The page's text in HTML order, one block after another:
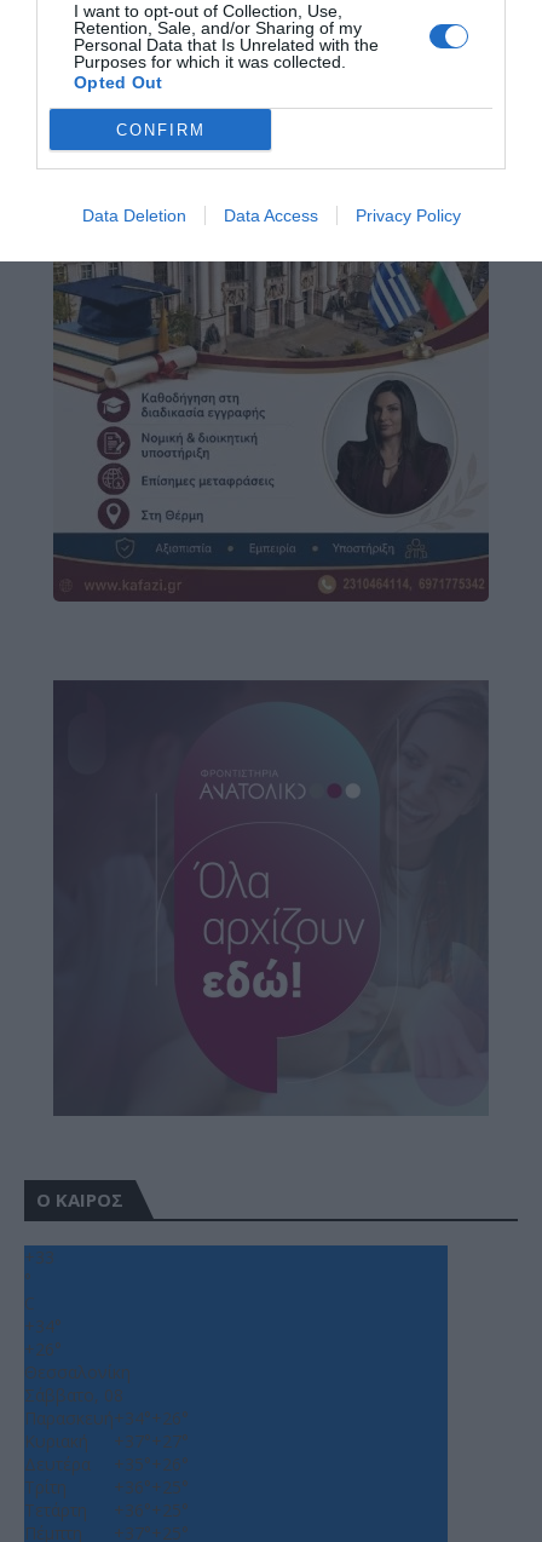
I want to opt-out of Collection, Use,
Retention, Sale, and/or Sharing of my
Personal Data that Is Unrelated with the
Purposes for which it was collected.
Opted Out
CONFIRM
Data Deletion Data Access Privacy Policy
Ο ΚΑΙΡΟΣ
+33
°
C
+34°
+26°
Θεσσαλονίκη
Σάββατο, 08
Παρασκευή+34°+26°
Κυριακή
+37°+27°
Δευτέρα
+35°+26°
Τρίτη
+36°+25°
Τετάρτη
+36°+25°
Πέμπτη
+37°+25°